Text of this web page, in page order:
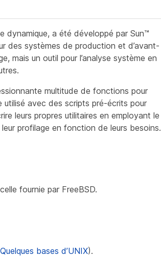
dynamique, a été développé par Sun™
des systèmes de production et d’avant-
mais un outil pour l’analyse système en
multitude de fonctions pour
utilisé avec des scripts pré-écrits pour
leurs propres utilitaires en employant le
profilage en fonction de leurs besoins.
fournie par FreeBSD.
Quelques bases d’UNIX).